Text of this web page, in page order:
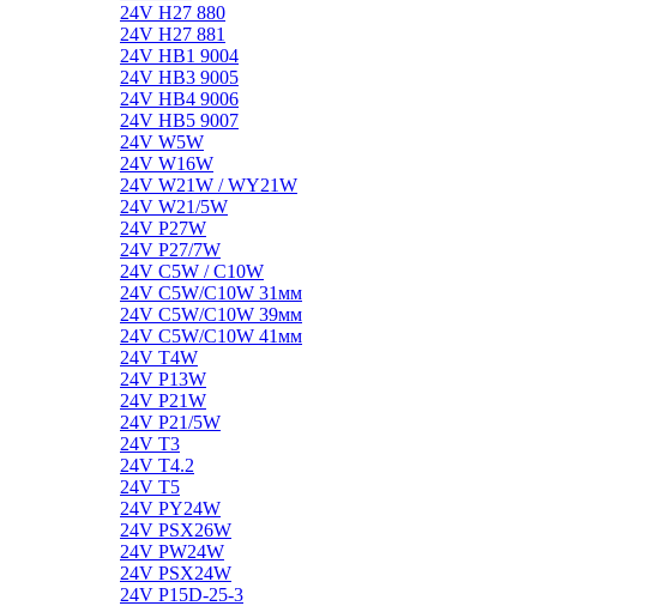
24V H27 880
24V H27 881
24V HB1 9004
24V HB3 9005
24V HB4 9006
24V HB5 9007
24V W5W
24V W16W
24V W21W / WY21W
24V W21/5W
24V P27W
24V P27/7W
24V C5W / C10W
24V C5W/C10W 31мм
24V C5W/C10W 39мм
24V C5W/C10W 41мм
24V T4W
24V P13W
24V P21W
24V P21/5W
24V T3
24V T4.2
24V T5
24V PY24W
24V PSX26W
24V PW24W
24V PSX24W
24V P15D-25-3